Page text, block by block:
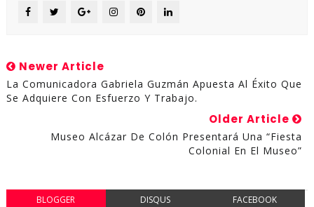
Newer Article
La Comunicadora Gabriela Guzmán Apuesta Al Éxito Que
Se Adquiere Con Esfuerzo Y Trabajo.
Older Article
Museo Alcázar De Colón Presentará Una “Fiesta
Colonial En El Museo”
BLOGGER DISQUS FACEBOOK